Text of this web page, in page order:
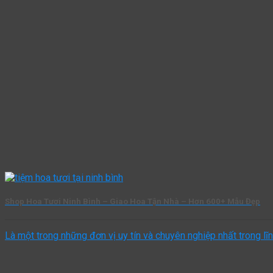
Là một trong những đơn vị uy tín và chuyên nghiệp nhất trong